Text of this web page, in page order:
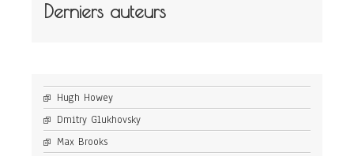
Derniers auteurs
Hugh Howey
Dmitry Glukhovsky
Max Brooks